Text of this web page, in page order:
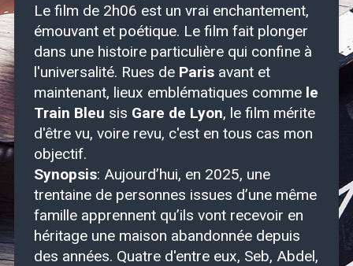
Le film de 2h06 est un vrai enchantement,
émouvant et poétique. Le film fait plonger
dans une histoire particulière qui confine à
l'universalité. Rues de Parisavant et
maintenant, lieux emblématiques comme le
Train Bleu sis Gare de Lyon, le film mérite
d'être vu, voire revu, c'est en tous cas mon
objectif.
Synopsis: Aujourd’hui, en 2025, une
trentaine de personnes issues d’une même
famille apprennent qu’ils vont recevoir en
héritage une maison abandonnée depuis
des années. Quatre d'entre eux, Seb, Abdel,